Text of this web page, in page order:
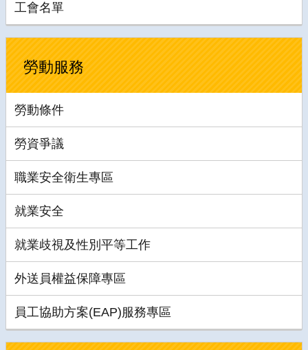
工會名單
勞動服務
勞動條件
勞資爭議
職業安全衛生專區
就業安全
就業歧視及性別平等工作
外送員權益保障專區
員工協助方案(EAP)服務專區